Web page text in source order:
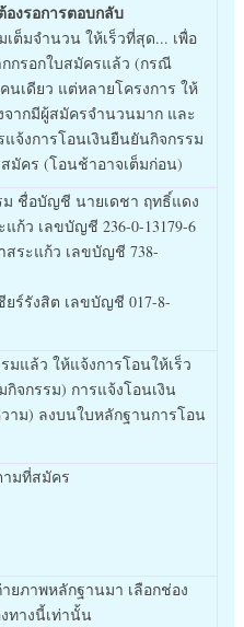
องรอการตอบกลับ
ต็มจำนวน ให้เร็วที่สุด... เพื่อ
กรอกใบสมัครแล้ว (กรณี
เดียว แต่หลายโครงการ ให้
จากมีผู้สมัครจำนวนมาก และ
จ้งการโอนเงินยืนยันกิจกรรม
มัคร (โอนช้าอาจเต็มก่อน)
ชื่อบัญชี นายเดชา ฤทธิ์แดง
ก้ว เลขบัญชี 236-0-13179-6
ระแก้ว เลขบัญชี 738-
ร์รังสิต เลขบัญชี 017-8-
แล้ว ให้แจ้งการโอนให้เร็ว
จกรรม) การแจ้งโอนเงิน
าม) ลงบนใบหลักฐานการโอน
ามที่สมัคร
ยภาพหลักฐานมา เลือกช่อง
ทางนี้เท่านั้น